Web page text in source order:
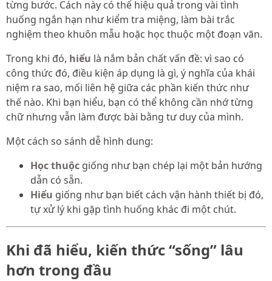
từng bước. Cách này có thể hiệu quả trong vài tình
huống ngắn hạn như kiểm tra miệng, làm bài trắc
nghiệm theo khuôn mẫu hoặc học thuộc một đoạn văn.
Trong khi đó, hiểu là nắm bản chất vấn đề: vì sao có
công thức đó, điều kiện áp dụng là gì, ý nghĩa của khái
niệm ra sao, mối liên hệ giữa các phần kiến thức như
thế nào. Khi bạn hiểu, bạn có thể không cần nhớ từng
chữ nhưng vẫn làm được bài bằng tư duy của mình.
Một cách so sánh dễ hình dung:
Học thuộc giống như bạn chép lại một bản hướng
dẫn có sẵn.
Hiểu giống như bạn biết cách vận hành thiết bị đó,
tự xử lý khi gặp tình huống khác đi một chút.
Khi đã hiểu, kiến thức “sống” lâu
hơn trong đầu